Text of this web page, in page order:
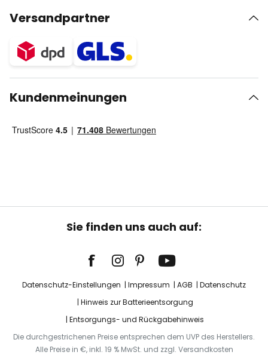
Versandpartner
Kundenmeinungen
Sie finden uns auch auf:
Datenschutz-Einstellungen Impressum AGB
Datenschutz
Hinweis zur Batterieentsorgung
Entsorgungs- und Rückgabehinweis
Die durchgestrichenen Preise entsprechen dem UVP des Herstellers.
Alle Preise in €, inkl. 19 % MwSt. und zzgl. Versandkosten